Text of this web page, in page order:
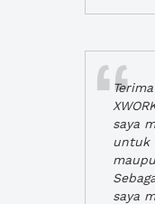
saya
untuk
saya